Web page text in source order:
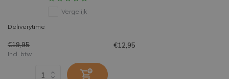
Vergelijk
Deliverytime
€19,95 €12,95
Incl. btw